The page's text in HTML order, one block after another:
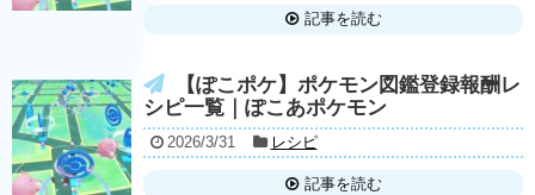
記事を読む
【ぽこポケ】ポケモン図鑑登録報酬レ
シピ一覧｜ぽこあポケモン
2026/3/31 レシピ
記事を読む